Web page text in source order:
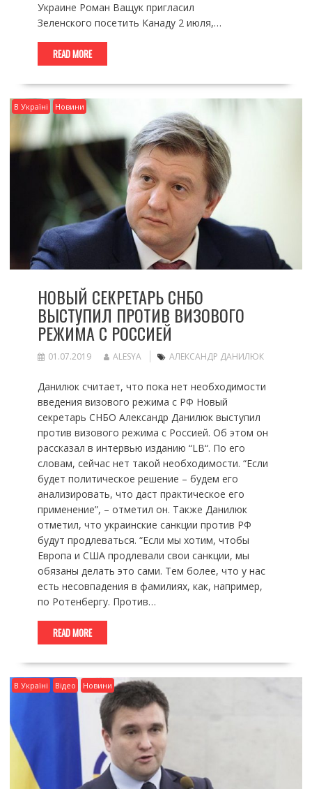
Украине Роман Ващук пригласил
Зеленского посетить Канаду 2 июля,…
READ MORE
В Україні Новини
НОВЫЙ СЕКРЕТАРЬ СНБО
ВЫСТУПИЛ ПРОТИВ ВИЗОВОГО
РЕЖИМА С РОССИЕЙ
01.07.2019 ALESYA АЛЕКСАНДР ДАНИЛЮК
Данилюк считает, что пока нет необходимости
введения визового режима с РФ Новый
секретарь СНБО Александр Данилюк выступил
против визового режима с Россией. Об этом он
рассказал в интервью изданию “LB“. По его
словам, сейчас нет такой необходимости. “Если
будет политическое решение – будем его
анализировать, что даст практическое его
применение”, – отметил он. Также Данилюк
отметил, что украинские санкции против РФ
будут продлеваться. “Если мы хотим, чтобы
Европа и США продлевали свои санкции, мы
обязаны делать это сами. Тем более, что у нас
есть несовпадения в фамилиях, как, например,
по Ротенбергу. Против…
READ MORE
В Україні Відео Новини